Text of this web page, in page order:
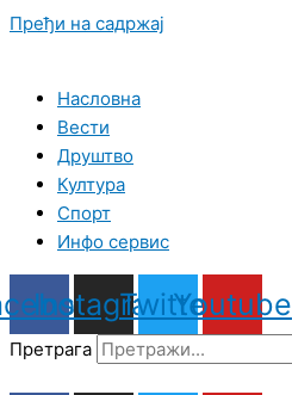
Пређи на садржај
Насловна
Вести
Друштво
Култура
Спорт
Инфо сервис
Instagram
TwitterYoutube
Претрага